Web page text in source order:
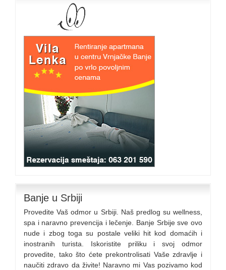
Banje u Srbiji
Provedite Vaš odmor u Srbiji. Naš predlog su wellness,
spa i naravno prevencija i lečenje. Banje Srbije sve ovo
nude i zbog toga su postale veliki hit kod domaćih i
inostranih turista. Iskoristite priliku i svoj odmor
provedite, tako što ćete prekontrolisati Vaše zdravlje i
naučiti zdravo da živite! Naravno mi Vas pozivamo kod